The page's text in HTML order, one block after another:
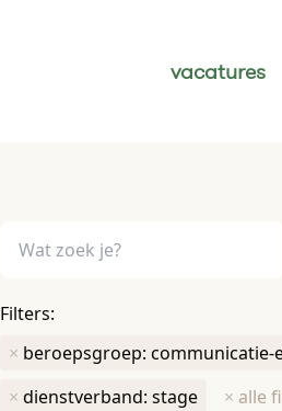
vacatures
Filters:
× beroepsgroep: communicatie-
× dienstverband: stage × alle